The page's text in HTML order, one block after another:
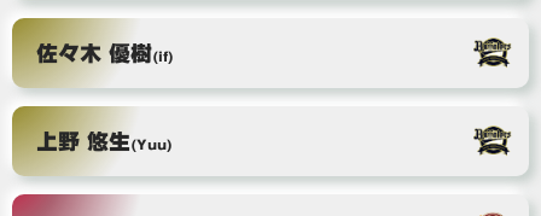
佐々木 優樹(if)
上野 悠生(Yuu)